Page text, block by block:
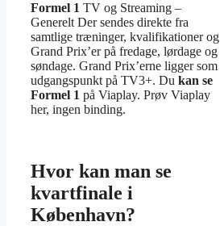
Formel 1 TV og Streaming –
Generelt Der sendes direkte fra
samtlige træninger, kvalifikationer og
Grand Prix’er på fredage, lørdage og
søndage. Grand Prix’erne ligger som
udgangspunkt på TV3+. Du kan se
Formel 1 på Viaplay. Prøv Viaplay
her, ingen binding.
Hvor kan man se
kvartfinale i
København?